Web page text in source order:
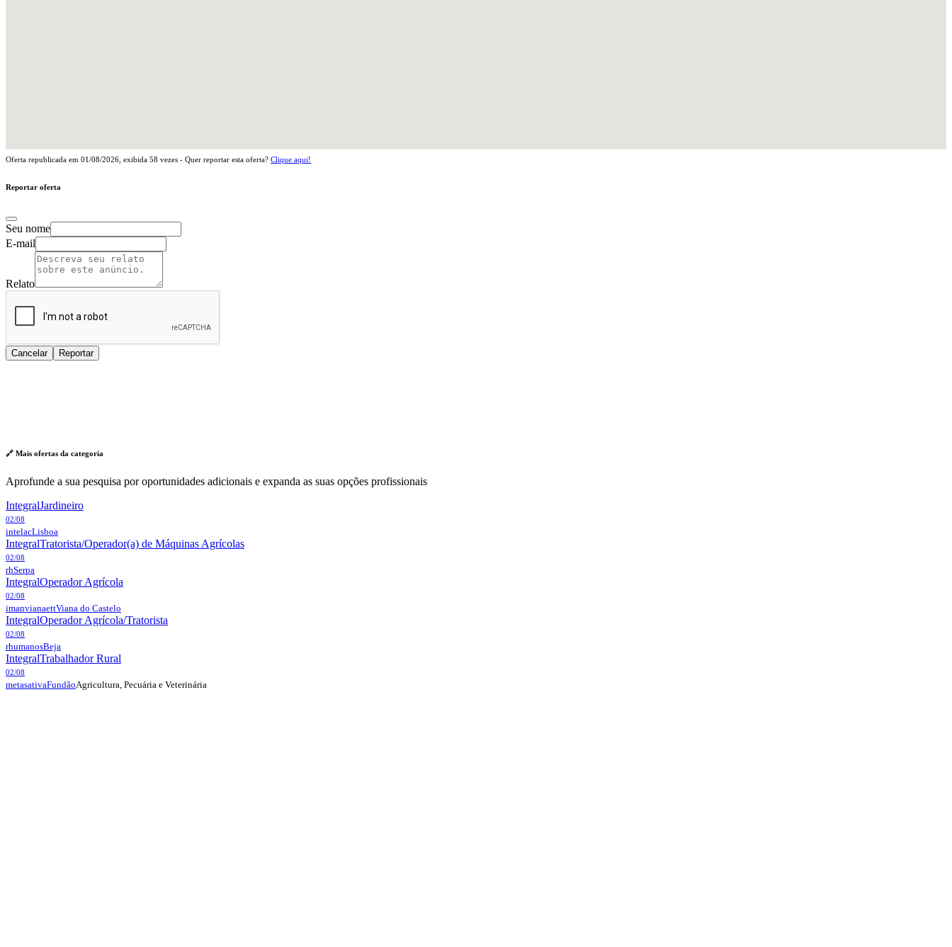
Oferta republicada em 01/08/2026 , exibida 58 vezes - Quer reportar esta oferta? Clique aqui!
Reportar oferta
Seu nome
E-mail
Relato
Cancelar Reportar
🔗 Mais ofertas da categoria
Aprofunde a sua pesquisa por oportunidades adicionais e expanda as suas opções profissionais
IntegralJardineiro
02/08
intelacLisboa
IntegralTratorista/Operador(a) de Máquinas Agrícolas
02/08
rhSerpa
IntegralOperador Agrícola
02/08
imanvianaettViana do Castelo
IntegralOperador Agrícola/Tratorista
02/08
rhumanosBeja
IntegralTrabalhador Rural
02/08
metasativaFundãoAgricultura, Pecuária e Veterinária